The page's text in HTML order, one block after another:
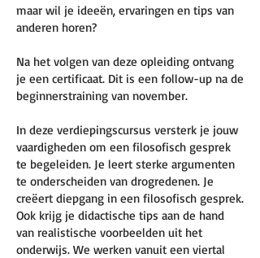
maar wil je ideeën, ervaringen en tips van
anderen horen?
Na het volgen van deze opleiding ontvang
je een certificaat. Dit is een follow-up na de
beginnerstraining van november.
In deze verdiepingscursus versterk je jouw
vaardigheden om een filosofisch gesprek
te begeleiden. Je leert sterke argumenten
te onderscheiden van drogredenen. Je
creëert diepgang in een filosofisch gesprek.
Ook krijg je didactische tips aan de hand
van realistische voorbeelden uit het
onderwijs. We werken vanuit een viertal